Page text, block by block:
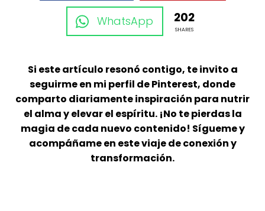
WhatsApp 202
SHARES
Si este artículo resonó contigo, te invito a
seguirme en mi perfil de Pinterest, donde
comparto diariamente inspiración para nutrir
el alma y elevar el espíritu. ¡No te pierdas la
magia de cada nuevo contenido! Sígueme y
acompáñame en este viaje de conexión y
transformación.